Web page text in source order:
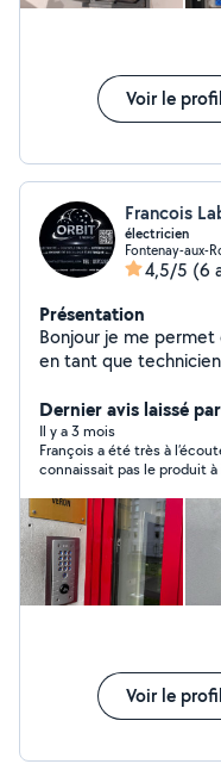
Voir le profil
Francois
électricien
Fontenay-aux-
4,5/5 (6
Présentation
Bonjour je me
en tant que
contrôle d'accès
distance,
technicien IRVE pour
électrique
Dernier avis laissé
Il y a 3 mois
François a été très à
connaissait pas le produit
Voir le profil